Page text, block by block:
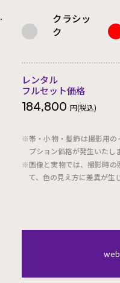
クラシッ
ク
レンタル
フルセット価格
184,800 円(税込)
※帯・小物・髪飾は撮影用の
プション価格が発生いたし
※画像と実物では、撮影時の
て、色の見え方に差異が生
web
.